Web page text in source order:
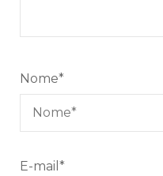
Nome*
E-mail *